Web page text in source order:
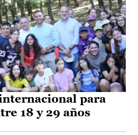
para
18 y 29 años